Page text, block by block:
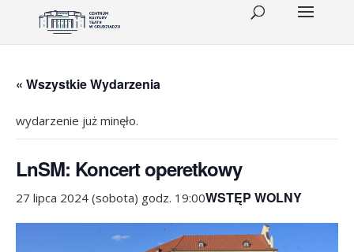
« Wszystkie Wydarzenia
wydarzenie już minęło.
LnSM: Koncert operetkowy
27 lipca 2024 (sobota) godz. 19:00WSTĘP WOLNY